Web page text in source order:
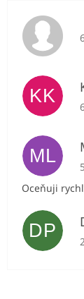
KK
ML
Oceňuji
DP